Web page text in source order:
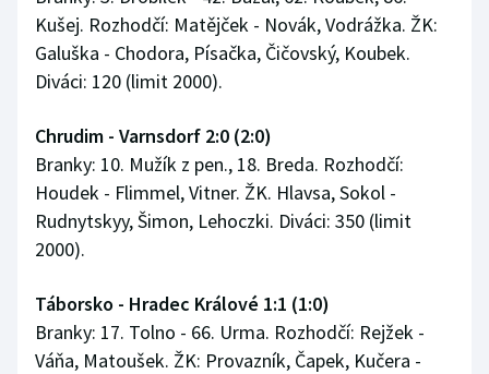
Kušej. Rozhodčí: Matějček - Novák, Vodrážka. ŽK:
Galuška - Chodora, Písačka, Čičovský, Koubek.
Diváci: 120 (limit 2000).
Chrudim - Varnsdorf 2:0 (2:0)
Branky: 10. Mužík z pen., 18. Breda. Rozhodčí:
Houdek - Flimmel, Vitner. ŽK. Hlavsa, Sokol -
Rudnytskyy, Šimon, Lehoczki. Diváci: 350 (limit
2000).
Táborsko - Hradec Králové 1:1 (1:0)
Branky: 17. Tolno - 66. Urma. Rozhodčí: Rejžek -
Váňa, Matoušek. ŽK: Provazník, Čapek, Kučera -